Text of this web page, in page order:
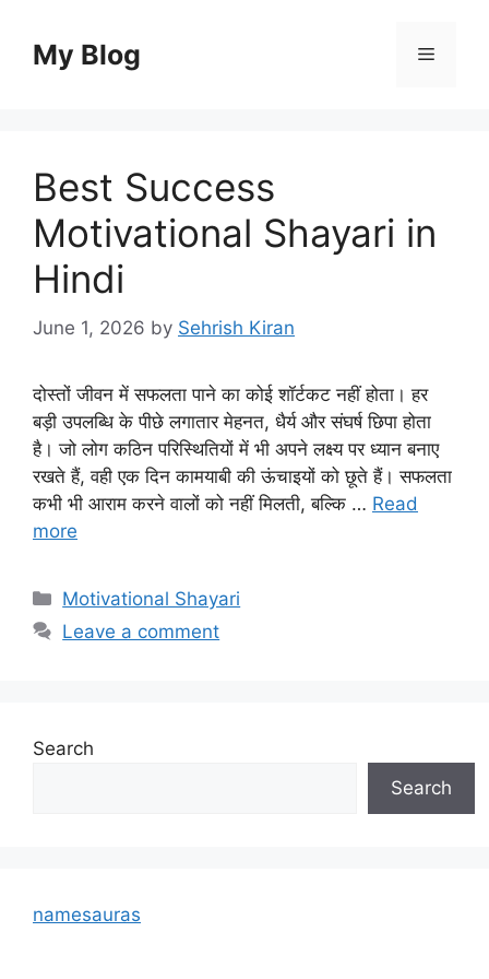
contentMy Blog Menu
Best Success
Motivational Shayari in
Hindi
June 1, 2026 by Sehrish Kiran
दोस्तों जीवन में सफलता पाने का कोई शॉर्टकट नहीं होता। हर
बड़ी उपलब्धि के पीछे लगातार मेहनत, धैर्य और संघर्ष छिपा होता
है। जो लोग कठिन परिस्थितियों में भी अपने लक्ष्य पर ध्यान बनाए
रखते हैं, वही एक दिन कामयाबी की ऊंचाइयों को छूते हैं। सफलता
कभी भी आराम करने वालों को नहीं मिलती, बल्कि … Read
more
Categories
Motivational Shayari
Leave a comment
Search
Search
namesauras